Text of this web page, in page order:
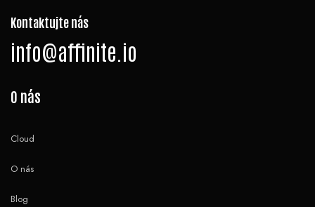
Kontaktujte nás
info@affinite.io
O nás
Cloud
O nás
Blog